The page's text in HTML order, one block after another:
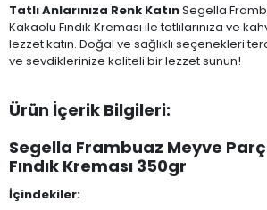
Tatlı Anlarınıza Renk KatınSegella
Kakaolu Fındık Kreması ile tatlılarınıza ve
lezzet katın. Doğal ve sağlıklı seçenekleri
ve sevdiklerinize kaliteli bir lezzet sunun!
Ürün İçerik Bilgileri:
Segella Frambuaz Meyve
Fındık Kreması 350gr
İçindekiler: